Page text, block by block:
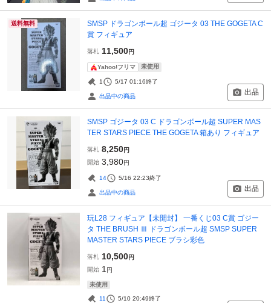
送料無料
SMSP ドラゴンボール超 ゴジータ 03 THE GOGETA C
賞 フィギュア
落札 11,500円
Yahoo!フリマ 未使用
1 5/17 01:16終了
出品中の商品 出品
SMSP ゴジータ 03 C ドラゴンボール超 SUPER MAS
TER STARS PIECE THE GOGETA 箱あり フィギュア
落札 8,250円
開始 3,980円
14 5/16 22:23終了
出品中の商品 出品
玩L28 フィギュア【未開封】 一番くじ03 C賞 ゴジー
タ THE BRUSH Ⅲ ドラゴンボール超 SMSP SUPER
MASTER STARS PIECE ブラシ彩色
落札 10,500円
開始 1 円
未使用
11 5/10 20:49終了